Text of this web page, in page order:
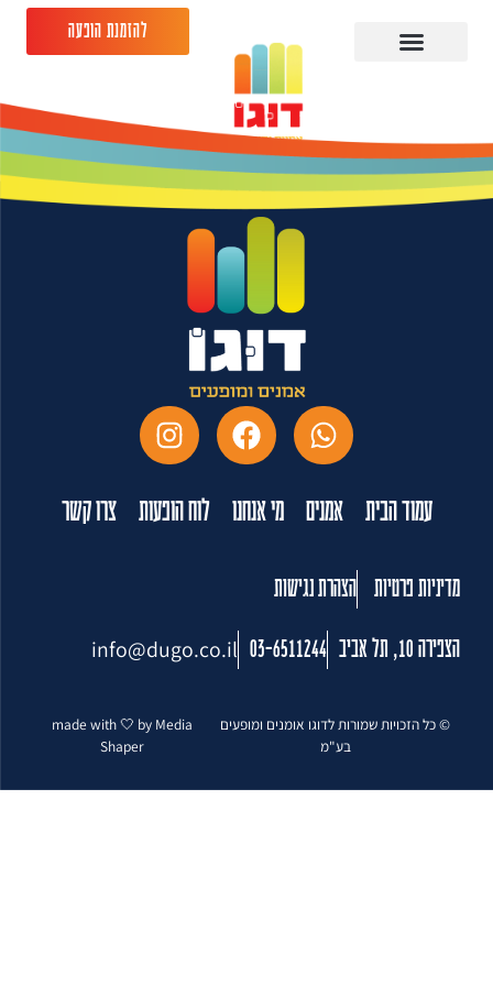
להזמנת הופעה
גיורא זינגר 14.08.26-
בית נגלר ק. חיים
עמוד הבית אמנים מי אנחנו לוח הופעות צרו קשר
מדיניות פרטיות הצהרת נגישות
הצפירה 10, תל אביב 03-6511244
info@dugo.co.il
© כל הזכויות שמורות לדוגו אומנים ומופעים
בע"מ
made with 🤍 by Media
Shaper